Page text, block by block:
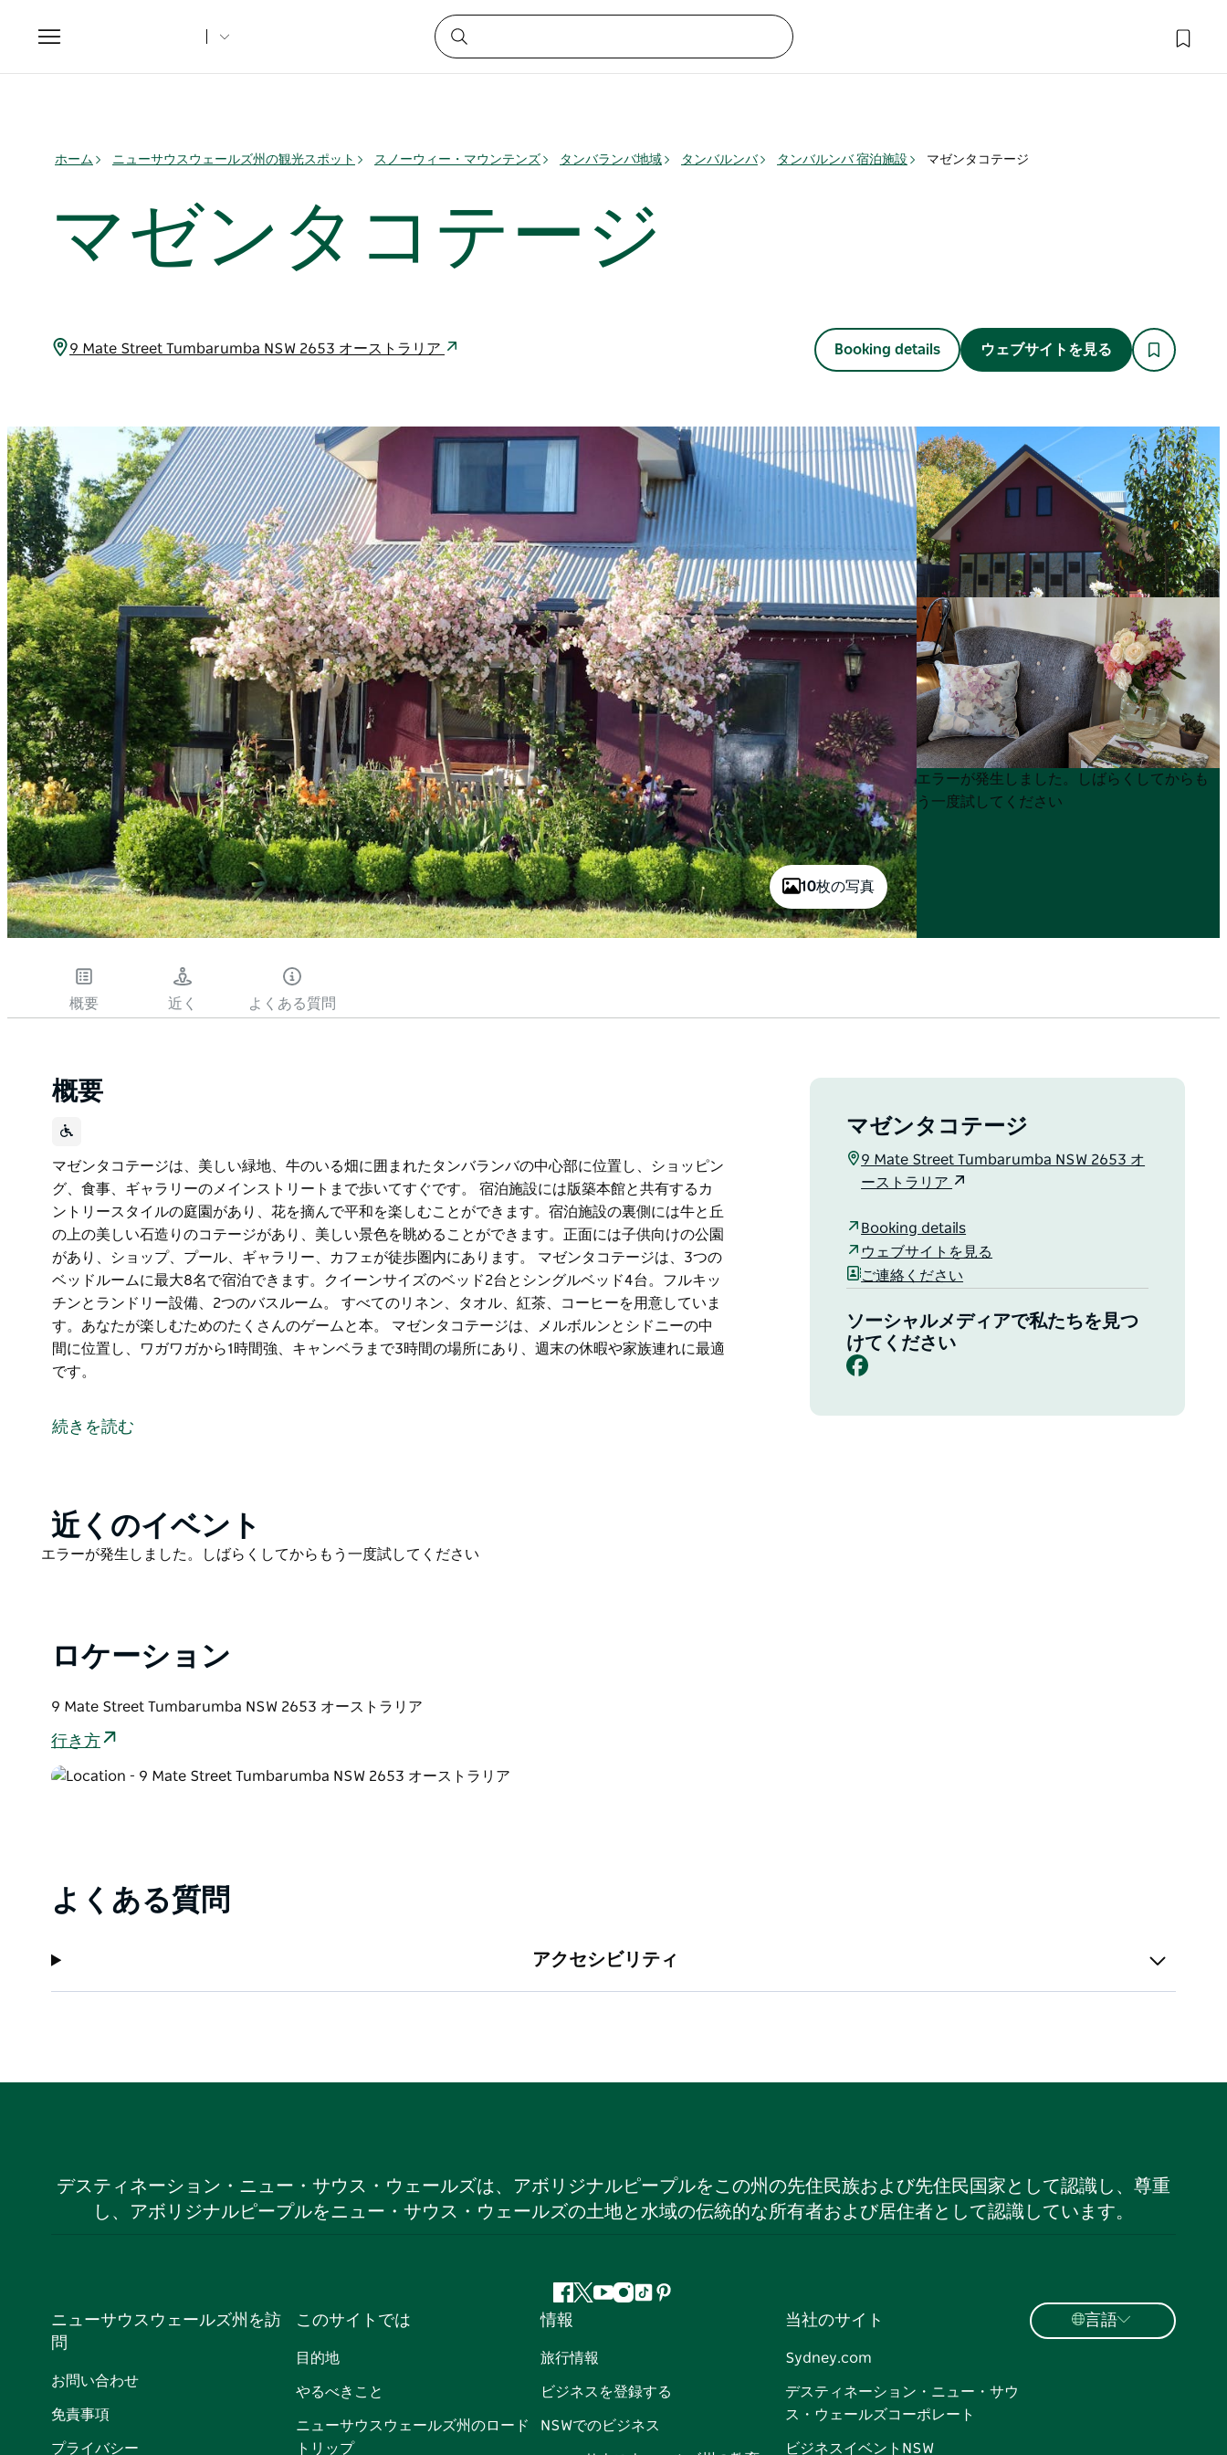
Toggle
navigation
ホーム ニューサウスウェールズ州の観光スポット スノーウィー・マウンテンズ タンバランバ地域 タンバルンバ タンバルンバ 宿泊施設 マゼンタコテージ
マゼンタコテージ
9 Mate Street Tumbarumba NSW 2653 オーストラリア Booking details ウェブサイトを見る
10枚の写真
Product
List
Product
List
エラーが発生しました。しばらくしてからも
う一度試してください
概要 近く よくある質問
概要
マゼンタコテージは、美しい緑地、牛のいる畑に囲まれたタンバランバの中心部に位置し、ショッピン
グ、食事、ギャラリーのメインストリートまで歩いてすぐです。 宿泊施設には版築本館と共有するカ
ントリースタイルの庭園があり、花を摘んで平和を楽しむことができます。宿泊施設の裏側には牛と丘
の上の美しい石造りのコテージがあり、美しい景色を眺めることができます。正面には子供向けの公園
があり、ショップ、プール、ギャラリー、カフェが徒歩圏内にあります。 マゼンタコテージは、3つの
ベッドルームに最大8名で宿泊できます。クイーンサイズのベッド2台とシングルベッド4台。フルキッ
チンとランドリー設備、2つのバスルーム。 すべてのリネン、タオル、紅茶、コーヒーを用意していま
す。あなたが楽しむためのたくさんのゲームと本。 マゼンタコテージは、メルボルンとシドニーの中
間に位置し、ワガワガから1時間強、キャンベラまで3時間の場所にあり、週末の休暇や家族連れに最適
です。
グ、食事、ギャラリーのメインストリートまで歩いてすぐです。
ます。
マゼンタコテージは、3つのベッドルームに最大8名で宿泊できます。クイーンサイズのベッド2台とシ
マゼンタコテージは、メルボルンとシドニーの中間に位置し、ワガワガから1時間強、キャンベラまで3
続きを読む
マゼンタコテージ
9 Mate Street Tumbarumba NSW 2653 オ
ーストラリア
Booking details
ウェブサイトを見る
ご連絡ください
ソーシャルメディアで私たちを見つ
けてください
Facebook
Product
List
近くのイベント
Product
エラーが発生しました。しばらくしてからもう一度試してください
ロケーション
9 Mate Street Tumbarumba NSW 2653 オーストラリア
行き方
よくある質問
アクセシビリティ
デスティネーション・ニュー・サウス・ウェールズは、アボリジナルピープルをこの州の先住民族および先住民国家として認識し、尊重
し、アボリジナルピープルをニュー・サウス・ウェールズの土地と水域の伝統的な所有者および居住者として認識しています。
フ
ェ
イ
ブ
ッ
ツ
ッ
ー
ユ
ー
ブ
イ
グ
ラ
テ
ト
ピ
ス
ニューサウスウェールズ州を訪
問
お問い合わせ
免責事項
プライバシー
このサイトでは
目的地
やるべきこと
ニューサウスウェールズ州のロード
トリップ
情報
旅行情報
ビジネスを登録する
NSWでのビジネス
当社のサイト
Sydney.com
デスティネーション・ニュー・サウ
ス・ウェールズコーポレート
ビジネスイベントNSW
言語